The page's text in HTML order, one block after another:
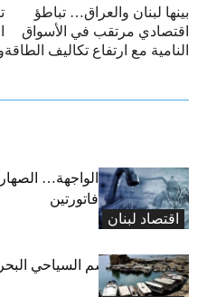
بينها لبنان والعراق… تباطؤ
اقتصادي مرتقب في الأسواق
النامية مع ارتفاع تكاليف الطاقة
اقتصاد لبنان
أزمة المياه الى الواجهة…
والمواطن يدفع فاتورتين
تراجع في الموسم السياحي
تنظيم الأعراس